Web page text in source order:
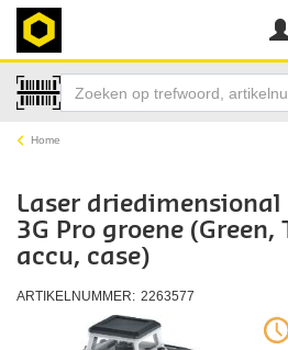
Home
Laser driedimensional
3G Pro groene
accu, case)
ARTIKELNUMMER: 2263577